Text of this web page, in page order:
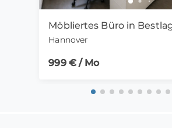
Hannover
999 € / Mo